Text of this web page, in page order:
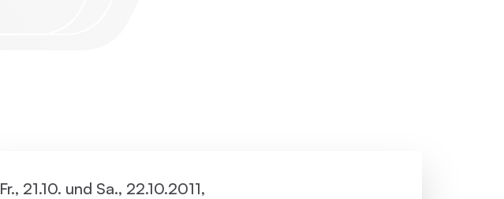
Fr., 21.10. und Sa., 22.10.2011,